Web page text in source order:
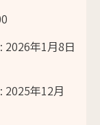
2026年1月8日
2025年12月